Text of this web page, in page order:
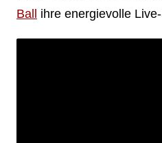
Ball ihre energievolle